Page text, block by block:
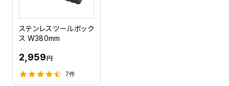
ステンレスツールボック
ス W380mm
2,959円
7件